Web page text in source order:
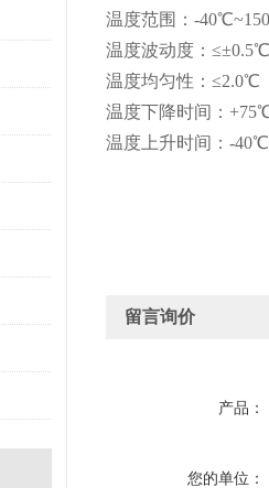
温度范围：-
温度波动度：≤±0.5℃
温度均匀性：≤2.0℃
温度下降时间：
温度上升时间：-
留言询价
产品：
您的单位：